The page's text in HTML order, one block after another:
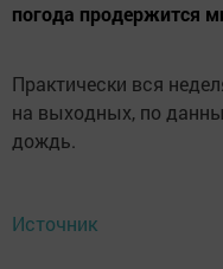
погода продержится
Практически вся
на выходных, по
дождь.
Источник